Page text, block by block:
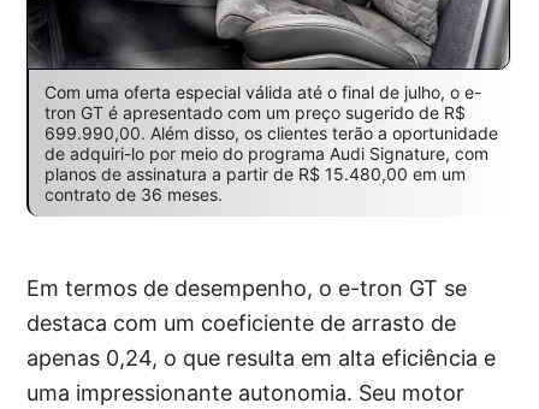
Com uma oferta especial válida até o final de julho, o e-
tron GT é apresentado com um preço sugerido de R$
699.990,00. Além disso, os clientes terão a oportunidade
de adquiri-lo por meio do programa Audi Signature, com
planos de assinatura a partir de R$ 15.480,00 em um
contrato de 36 meses.
Em termos de desempenho, o e-tron GT se
destaca com um coeficiente de arrasto de
apenas 0,24, o que resulta em alta eficiência e
uma impressionante autonomia. Seu motor